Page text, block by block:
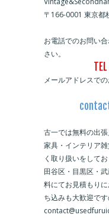
〒166-0001 東京
お電話でのお問い
さい。
メールアドレスで
古一では無料の出
家具・インテリア
く取り扱いをして
田谷区・目黒区・
料にてお見積もり
ち込みも大歓迎で